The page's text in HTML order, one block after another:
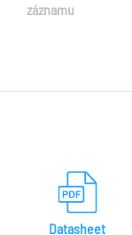
záznamu
Datasheet